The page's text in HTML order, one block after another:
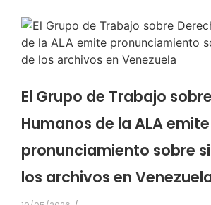
El Grupo de Trabajo
Humanos de la ALA emite
pronunciamiento sobre
los archivos en